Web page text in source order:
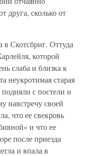
друга, сколько от
Скотсбриг. Оттуда
которой
слаба и близка к
неукротимая старая
с постели и
навстречу своей
что ее свекровь
и что ее
после приезда
и впала в